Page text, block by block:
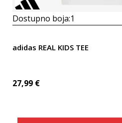
Dostupno boja:1
adidas REAL KIDS TEE
27,99 €